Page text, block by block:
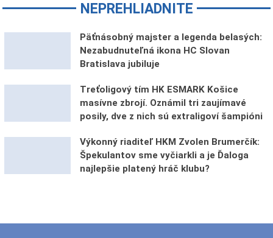
NEPREHLIADNITE
Päťnásobný majster a legenda belasých:
Nezabudnuteľná ikona HC Slovan
Bratislava jubiluje
Treťoligový tím HK ESMARK Košice
masívne zbrojí. Oznámil tri zaujímavé
posily, dve z nich sú extraligoví šampióni
Výkonný riaditeľ HKM Zvolen Brumerčík:
Špekulantov sme vyčiarkli a je Ďaloga
najlepšie platený hráč klubu?